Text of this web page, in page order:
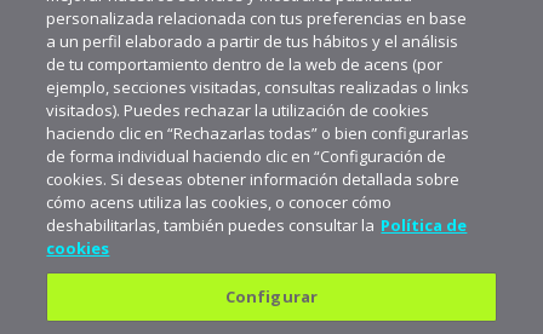
Política de privacidad
personalizada relacionada con tus preferencias en base
a un perfil elaborado a partir de tus hábitos y el análisis
de tu comportamiento dentro de la web de acens (por
ejemplo, secciones visitadas, consultas realizadas o links
visitados). Puedes rechazar la utilización de cookies
haciendo clic en “Rechazarlas todas” o bien configurarlas
de forma individual haciendo clic en “Configuración de
cookies. Si deseas obtener información detallada sobre
cómo acens utiliza las cookies, o conocer cómo
deshabilitarlas, también puedes consultar la Política de
cookies
Configurar